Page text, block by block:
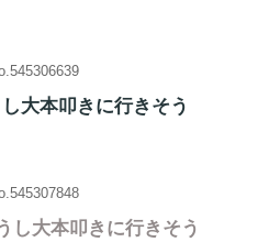
大本叩きに行きそう
し大本叩きに行きそう